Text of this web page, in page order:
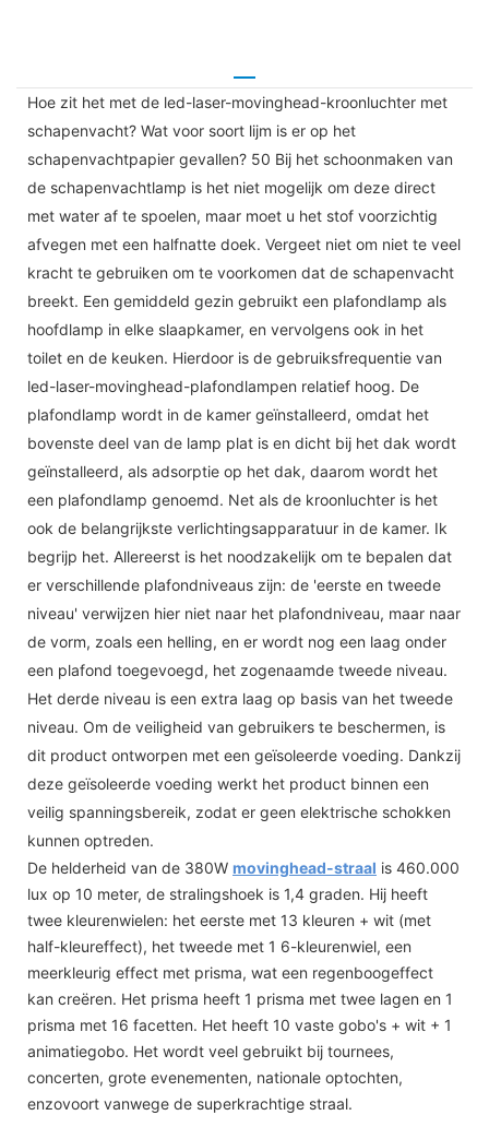
Hoe zit het met de led-laser-movinghead-kroonluchter met
schapenvacht? Wat voor soort lijm is er op het
schapenvachtpapier gevallen? 50 Bij het schoonmaken van
de schapenvachtlamp is het niet mogelijk om deze direct
met water af te spoelen, maar moet u het stof voorzichtig
afvegen met een halfnatte doek. Vergeet niet om niet te veel
kracht te gebruiken om te voorkomen dat de schapenvacht
breekt. Een gemiddeld gezin gebruikt een plafondlamp als
hoofdlamp in elke slaapkamer, en vervolgens ook in het
toilet en de keuken. Hierdoor is de gebruiksfrequentie van
led-laser-movinghead-plafondlampen relatief hoog. De
plafondlamp wordt in de kamer geïnstalleerd, omdat het
bovenste deel van de lamp plat is en dicht bij het dak wordt
geïnstalleerd, als adsorptie op het dak, daarom wordt het
een plafondlamp genoemd. Net als de kroonluchter is het
ook de belangrijkste verlichtingsapparatuur in de kamer. Ik
begrijp het. Allereerst is het noodzakelijk om te bepalen dat
er verschillende plafondniveaus zijn: de 'eerste en tweede
niveau' verwijzen hier niet naar het plafondniveau, maar naar
de vorm, zoals een helling, en er wordt nog een laag onder
een plafond toegevoegd, het zogenaamde tweede niveau.
Het derde niveau is een extra laag op basis van het tweede
niveau. Om de veiligheid van gebruikers te beschermen, is
dit product ontworpen met een geïsoleerde voeding. Dankzij
deze geïsoleerde voeding werkt het product binnen een
veilig spanningsbereik, zodat er geen elektrische schokken
kunnen optreden.
De helderheid van de 380W movinghead-straal is 460.000
lux op 10 meter, de stralingshoek is 1,4 graden. Hij heeft
twee kleurenwielen: het eerste met 13 kleuren + wit (met
half-kleureffect), het tweede met 1 6-kleurenwiel, een
meerkleurig effect met prisma, wat een regenboogeffect
kan creëren. Het prisma heeft 1 prisma met twee lagen en 1
prisma met 16 facetten. Het heeft 10 vaste gobo's + wit + 1
animatiegobo. Het wordt veel gebruikt bij tournees,
concerten, grote evenementen, nationale optochten,
enzovoort vanwege de superkrachtige straal.